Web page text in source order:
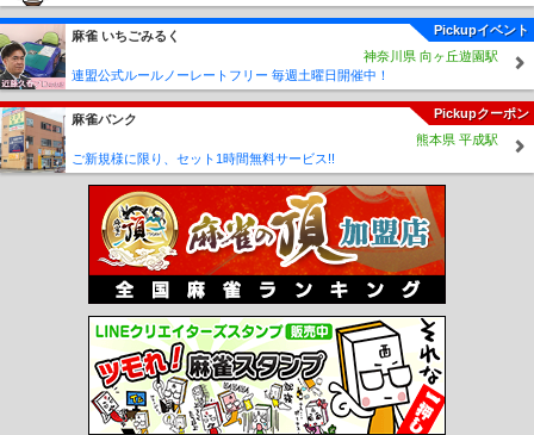
Pickupイベント
麻雀 いちごみるく
神奈川県 向ヶ丘遊園駅
連盟公式ルールノーレートフリー 毎週土曜日開催中！
Pickupクーポン
麻雀バンク
熊本県 平成駅
ご新規様に限り、セット1時間無料サービス!!